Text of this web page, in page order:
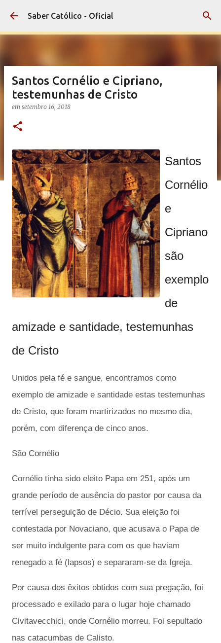
Pular para o conteúdo principal
Saber Católico - Oficial
Santos Cornélio e Cipriano,
testemunhas de Cristo
em setembro 16, 2018
Santos
Cornélio
e
Cipriano
são
exemplo
de
amizade e santidade, testemunhas
de Cristo
Unidos pela fé e sangue, encontramos como
exemplo de amizade e santidade estas testemunhas
de Cristo, que foram martirizados no mesmo dia,
porém, com diferença de cinco anos.
São Cornélio
Cornélio tinha sido eleito Papa em 251, após um
grande período de ausência do pastor por causa da
terrível perseguição de Décio. Sua eleição foi
contestada por Novaciano, que acusava o Papa de
ser muito indulgente para com os que haviam
renegado a fé (lapsos) e separaram-se da Igreja.
Por causa dos êxitos obtidos com sua pregação, foi
processado e exilado para o lugar hoje chamado
Civitavecchici, onde Cornélio morreu. Foi sepultado
nas catacumbas de Calisto.